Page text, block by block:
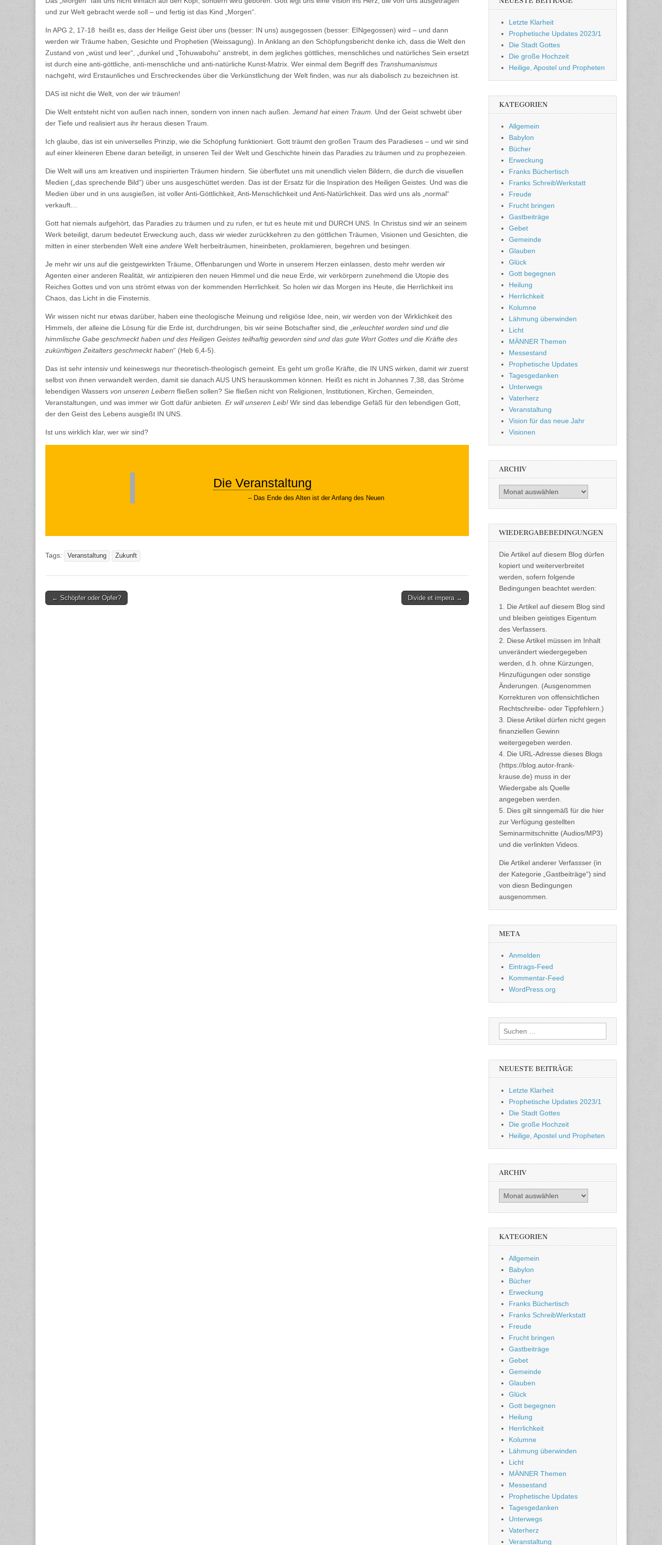
für
morgen
leben?
und zur Welt gebracht werde soll – und fertig ist das Kind „Morgen“.
In APG 2, 17-18 heißt es, dass der Heilige Geist über uns (besser: IN uns) ausgegossen (besser: EINgegossen) wird – und dann
werden wir Träume haben, Gesichte und Prophetien (Weissagung). In Anklang an den Schöpfungsbericht denke ich, dass die Welt den
Zustand von „wüst und leer“, „dunkel und „Tohuwabohu“ anstrebt, in dem jegliches göttliches, menschliches und natürliches Sein ersetzt
ist durch eine anti-göttliche, anti-menschliche und anti-natürliche Kunst-Matrix. Wer einmal dem Begriff des Transhumanismus
nachgeht, wird Erstaunliches und Erschreckendes über die Verkünstlichung der Welt finden, was nur als diabolisch zu bezeichnen ist.
DAS ist nicht die Welt, von der wir träumen!
Die Welt entsteht nicht von außen nach innen, sondern von innen nach außen. Jemand hat einen Traum.
Und der Geist schwebt über
der Tiefe und realisiert aus ihr heraus diesen Traum.
Ich glaube, das ist ein universelles Prinzip, wie die Schöpfung funktioniert. Gott träumt den großen Traum des Paradieses – und wir sind
auf einer kleineren Ebene daran beteiligt, in unseren Teil der Welt und Geschichte hinein das Paradies zu träumen und zu prophezeien.
Die Welt will uns am kreativen und inspirierten Träumen hindern. Sie überflutet uns mit unendlich vielen Bildern, die durch die visuellen
Medien („das sprechende Bild“) über uns ausgeschüttet werden. Das ist der Ersatz für die Inspiration des Heiligen Geistes. Und was die
Medien über und in uns ausgießen, ist voller Anti-Göttlichkeit, Anti-Menschlichkeit und Anti-Natürlichkeit. Das wird uns als „normal“
verkauft…
Gott hat niemals aufgehört, das Paradies zu träumen und zu rufen, er tut es heute mit und DURCH UNS. In Christus sind wir an seinem
Werk beteiligt, darum bedeutet Erweckung auch, dass wir wieder zurückkehren zu den göttlichen Träumen, Visionen und Gesichten, die
mitten in einer sterbenden Welt eine andere Welt herbeiträumen, hineinbeten, proklamieren, begehren und besingen.
Je mehr wir uns auf die geistgewirkten Träume, Offenbarungen und Worte in unserem Herzen einlassen, desto mehr werden wir
Agenten einer anderen Realität, wir antizipieren den neuen Himmel und die neue Erde, wir verkörpern zunehmend die Utopie des
Reiches Gottes und von uns strömt etwas von der kommenden Herrlichkeit. So holen wir das Morgen ins Heute, die Herrlichkeit ins
Chaos, das Licht in die Finsternis.
Wir wissen nicht nur etwas darüber, haben eine theologische Meinung und religiöse Idee, nein, wir werden von der Wirklichkeit des
Himmels, der alleine die Lösung für die Erde ist, durchdrungen, bis wir seine Botschafter sind, die „ erleuchtet worden sind und die
himmlische Gabe geschmeckt haben und des Heiligen Geistes teilhaftig geworden sind und das gute Wort Gottes und die Kräfte des
zukünftigen Zeitalters geschmeckt haben“ (Heb 6,4-5).
Das ist sehr intensiv und keineswegs nur theoretisch-theologisch gemeint. Es geht um große Kräfte, die IN UNS wirken, damit wir zuerst
selbst von ihnen verwandelt werden, damit sie danach AUS UNS herauskommen können. Heißt es nicht in Johannes 7,38, das Ströme
lebendigen Wassers von unseren Leibern fließen sollen? Sie fließen nicht von Religionen, Institutionen, Kirchen, Gemeinden,
Veranstaltungen, und was immer wir Gott dafür anbieten. Er will unseren Leib! Wir sind das lebendige Gefäß für den lebendigen Gott,
der den Geist des Lebens ausgießt IN UNS.
Ist uns wirklich klar, wer wir sind?
Die Veranstaltung
Das Ende des Alten ist der Anfang des Neuen
Tags: Veranstaltung Zukunft
Post
← Schöpfer oder Opfer? Divide et impera →
Letzte Klarheit
Prophetische Updates 2023/1
Die Stadt Gottes
Die große Hochzeit
Heilige, Apostel und Propheten
KATEGORIEN
Allgemein
Babylon
Bücher
Erweckung
Franks Büchertisch
Franks SchreibWerkstatt
Freude
Frucht bringen
Gastbeiträge
Gebet
Gemeinde
Glauben
Glück
Gott begegnen
Heilung
Herrlichkeit
Kolumne
Lähmung überwinden
Licht
MÄNNER Themen
Messestand
Prophetische Updates
Tagesgedanken
Unterwegs
Vaterherz
Veranstaltung
Vision für das neue Jahr
Visionen
ARCHIV
Archiv
WIEDERGABEBEDINGUNGEN
Die Artikel auf diesem Blog dürfen
kopiert und weiterverbreitet
werden, sofern folgende
Bedingungen beachtet werden:
1. Die Artikel auf diesem Blog sind
und bleiben geistiges Eigentum
des Verfassers.
2. Diese Artikel müssen im Inhalt
unverändert wiedergegeben
werden, d.h. ohne Kürzungen,
Hinzufügungen oder sonstige
Änderungen. (Ausgenommen
Korrekturen von offensichtlichen
Rechtschreibe- oder Tippfehlern.)
3. Diese Artikel dürfen nicht gegen
finanziellen Gewinn
weitergegeben werden.
4. Die URL-Adresse dieses Blogs
(https://blog.autor-frank-
krause.de) muss in der
Wiedergabe als Quelle
angegeben werden.
5. Dies gilt sinngemäß für die hier
zur Verfügung gestellten
Seminarmitschnitte (Audios/MP3)
und die verlinkten Videos.
Die Artikel anderer Verfassser (in
der Kategorie „Gastbeiträge“) sind
von diesn Bedingungen
ausgenommen.
META
Anmelden
Eintrags-Feed
Kommentar-Feed
WordPress.org
Suchen
nach:
NEUESTE BEITRÄGE
Letzte Klarheit
Prophetische Updates 2023/1
Die Stadt Gottes
Die große Hochzeit
Heilige, Apostel und Propheten
ARCHIV
Archiv
KATEGORIEN
Allgemein
Babylon
Bücher
Erweckung
Franks Büchertisch
Franks SchreibWerkstatt
Freude
Frucht bringen
Gastbeiträge
Gebet
Gemeinde
Glauben
Glück
Gott begegnen
Heilung
Herrlichkeit
Kolumne
Lähmung überwinden
Licht
MÄNNER Themen
Messestand
Prophetische Updates
Tagesgedanken
Unterwegs
Vaterherz
Veranstaltung